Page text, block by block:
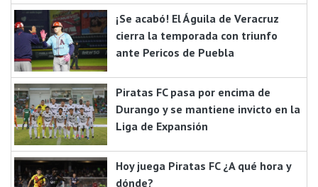
¡Se acabó! El Águila de Veracruz
cierra la temporada con triunfo
ante Pericos de Puebla
Piratas FC pasa por encima de
Durango y se mantiene invicto en la
Liga de Expansión
Hoy juega Piratas FC ¿A qué hora y
dónde?